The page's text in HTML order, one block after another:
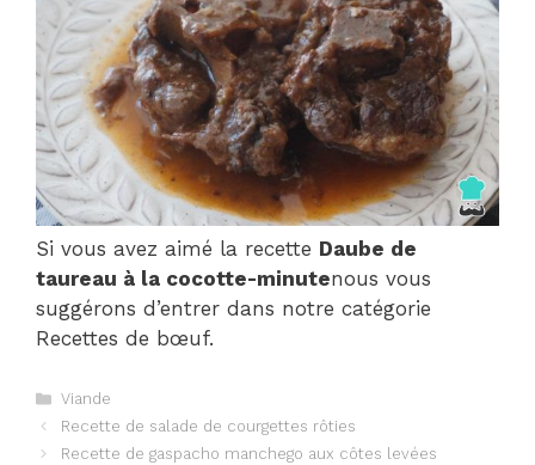
Si vous avez aimé la recette Daube de
taureau à la cocotte-minutenous vous
suggérons d’entrer dans notre catégorie
Recettes de bœuf.
Catégories
Viande
Navigation
des
Recette de salade de courgettes rôties
Recette de gaspacho manchego aux côtes levées